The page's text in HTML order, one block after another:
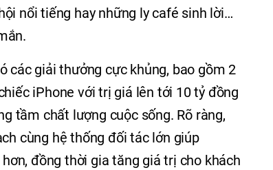
nổi tiếng hay những ly café sinh lời…
các giải thưởng cực khủng, bao gồm 2
iPhone với trị giá lên tới 10 tỷ đồng
tầm chất lượng cuộc sống. Rõ ràng,
cùng hệ thống đối tác lớn giúp
đồng thời gia tăng giá trị cho khách